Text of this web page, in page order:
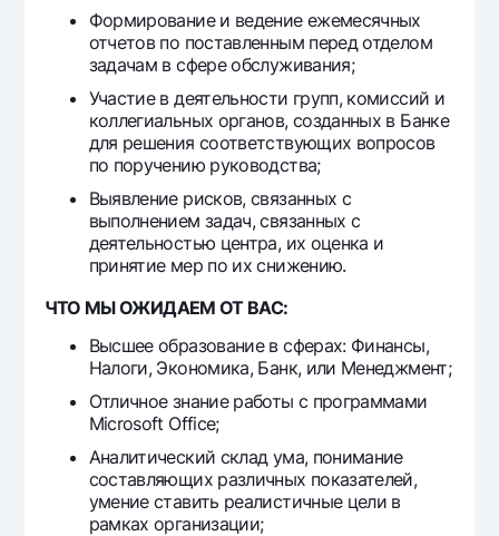
Формирование и ведение ежемесячных
отчетов по поставленным перед отделом
задачам в сфере обслуживания;
Участие в деятельности групп, комиссий и
коллегиальных органов, созданных в Банке
для решения соответствующих вопросов
по поручению руководства;
Выявление рисков, связанных с
выполнением задач, связанных с
деятельностью центра, их оценка и
принятие мер по их снижению.
ЧТО МЫ ОЖИДАЕМ ОТ ВАС:
Высшее образование в сферах: Финансы,
Налоги, Экономика, Банк, или Менеджмент;
Отличное знание работы с программами
Microsoft Office;
Аналитический склад ума, понимание
составляющих различных показателей,
умение ставить реалистичные цели в
рамках организации;